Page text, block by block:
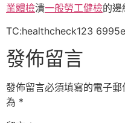
業體檢潰一般勞工健檢的邊
TC:healthcheck123
發佈留言
發佈留言必須填寫的電子郵
為 *